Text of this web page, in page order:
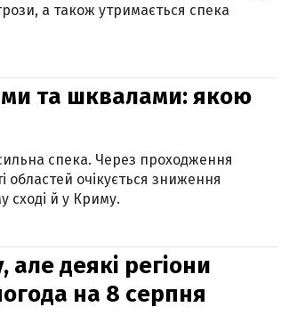
а також утримається спека
та шквалами: якою
спека. Через проходження
очікується зниження
сході й у Криму.
деякі регіони
на 8 серпня